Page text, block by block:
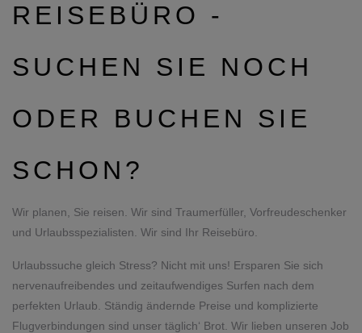
REISEBÜRO -
SUCHEN SIE NOCH
ODER BUCHEN SIE
SCHON?
Wir planen, Sie reisen. Wir sind Traumerfüller, Vorfreudeschenker
und Urlaubsspezialisten. Wir sind Ihr Reisebüro.
Urlaubssuche gleich Stress? Nicht mit uns! Ersparen Sie sich
nervenaufreibendes und zeitaufwendiges Surfen nach dem
perfekten Urlaub. Ständig ändernde Preise und komplizierte
Flugverbindungen sind unser täglich‘ Brot. Wir lieben unseren Job